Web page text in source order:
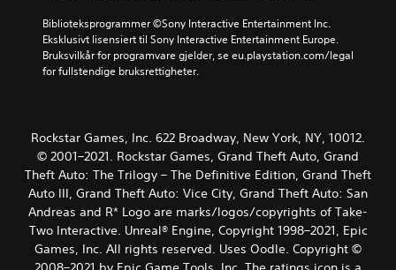
Biblioteksprogrammer ©Sony Interactive Entertainment Inc.
Eksklusivt lisensiert til Sony Interactive Entertainment Europe.
Bruksvilkår for programvare gjelder, se eu.playstation.com/legal
for fullstendige bruksrettigheter.
Rockstar Games, Inc. 622 Broadway, New York, NY, 10012.
© 2001–2021. Rockstar Games, Grand Theft Auto, Grand
Theft Auto: The Trilogy – The Definitive Edition, Grand Theft
Auto III, Grand Theft Auto: Vice City, Grand Theft Auto: San
Andreas and R* Logo are marks/logos/copyrights of Take-
Two Interactive. Unreal® Engine, Copyright 1998–2021, Epic
Games, Inc. All rights reserved. Uses Oodle. Copyright ©